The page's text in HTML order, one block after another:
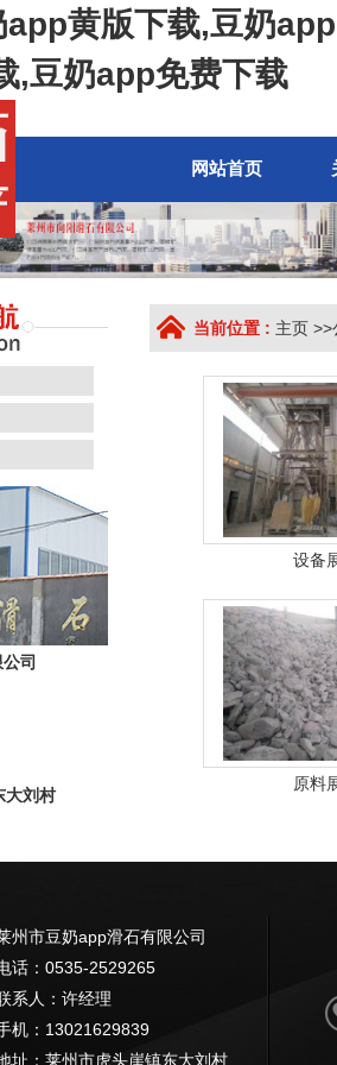
黄版下载,豆奶app
,豆奶app免费下载
网站首页
当前位置 : 主页 >>
设备
原料
司
大刘村
州市豆奶app滑石有限公司
话：0535-2529265
系人：许经理
机：13021629839
址：莱州市虎头崖镇东大刘村